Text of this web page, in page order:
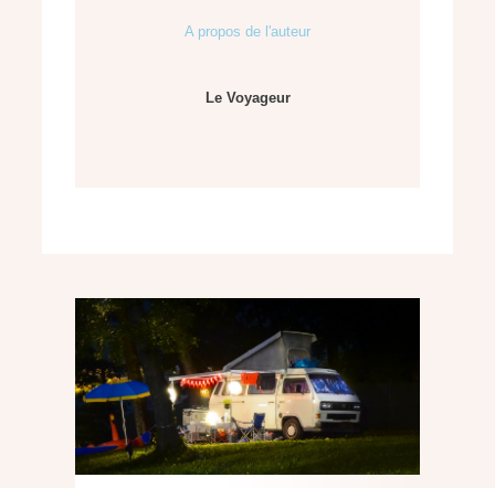
A propos de l'auteur
Le Voyageur